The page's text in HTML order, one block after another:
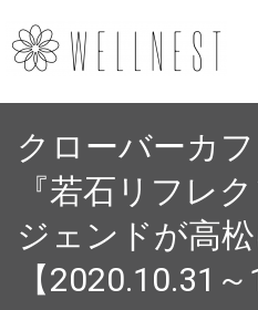
企業ニュース
人財育成事業
WELLNEST診断
お母さんの心得
クローバーカフェ
クローバーカ
『若石リフレ
ジェンドが高松
【2020.10.31～